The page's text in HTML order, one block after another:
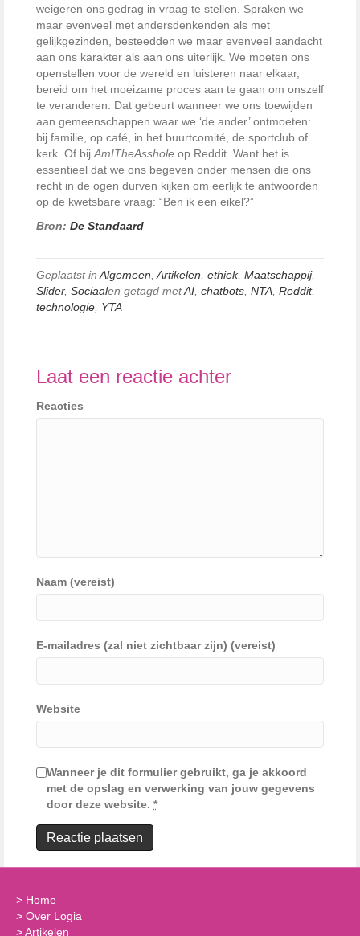
weigeren ons gedrag in vraag te stellen. Spraken we
maar evenveel met andersdenkenden als met
gelijkgezinden, besteedden we maar evenveel aandacht
aan ons karakter als aan ons uiterlijk. We moeten ons
openstellen voor de wereld en luisteren naar elkaar,
bereid om het moeizame proces aan te gaan om onszelf
te veranderen. Dat gebeurt wanneer we ons toewijden
aan gemeenschappen waar we ‘de ander’ ontmoeten:
bij familie, op café, in het buurtcomité, de sportclub of
kerk. Of bij AmITheAsshole op Reddit. Want het is
essentieel dat we ons begeven onder mensen die ons
recht in de ogen durven kijken om eerlijk te antwoorden
op de kwetsbare vraag: “Ben ik een eikel?”
Bron: De Standaard
Geplaatst in Algemeen Artikelen ethiek, Maatschappij,
Slider, Sociaalen getagd metAI chatbots NTA Reddit,
technologie YTA
Laat een reactie achter
Reacties
Naam (vereist)
E-mailadres (zal niet zichtbaar zijn) (vereist)
Website
Wanneer je dit formulier gebruikt, ga je akkoord
met de opslag en verwerking van jouw gegevens
door deze website. *
> Home
> Over Logia
>Artikelen